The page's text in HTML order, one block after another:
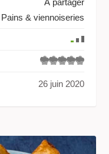
À partager
Pains & viennoiseries
26 juin 2020